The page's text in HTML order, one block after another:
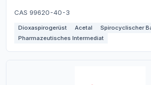
CAS 99620-40-3
Dioxaspirogerüst Acetal
Spirocyclischer
Pharmazeutisches Intermediat